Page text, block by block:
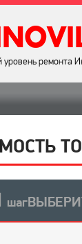
уровень ремонта
шаг